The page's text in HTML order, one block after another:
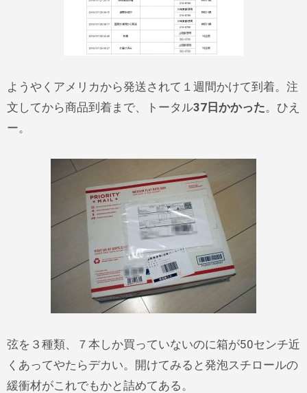
ようやくアメリカから発送されて１週間かけて到着。注
文してから商品到着まで、トータル37日かかった。ひえ
ー。
弦を３種類、７本しか買っていないのに箱が50センチ近
くあってやたらデカい。開けてみると発泡スチロールの
緩衝材がこれでもかと詰めてある。